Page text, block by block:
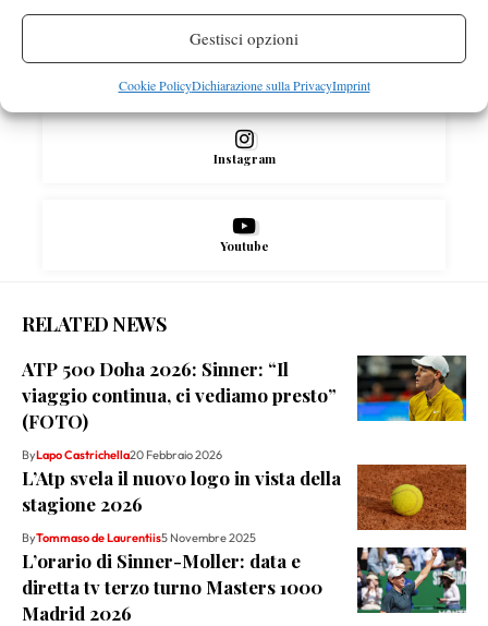
Gestisci opzioni
Cookie PolicyDichiarazione sulla PrivacyImprint
Instagram
Youtube
RELATED NEWS
ATP 500 Doha 2026: Sinner: “Il
viaggio continua, ci vediamo presto”
(FOTO)
ByLapo Castrichella20 Febbraio 2026
L’Atp svela il nuovo logo in vista della
stagione 2026
ByTommaso de Laurentiis5 Novembre 2025
L’orario di Sinner-Moller: data e
diretta tv terzo turno Masters 1000
Madrid 2026